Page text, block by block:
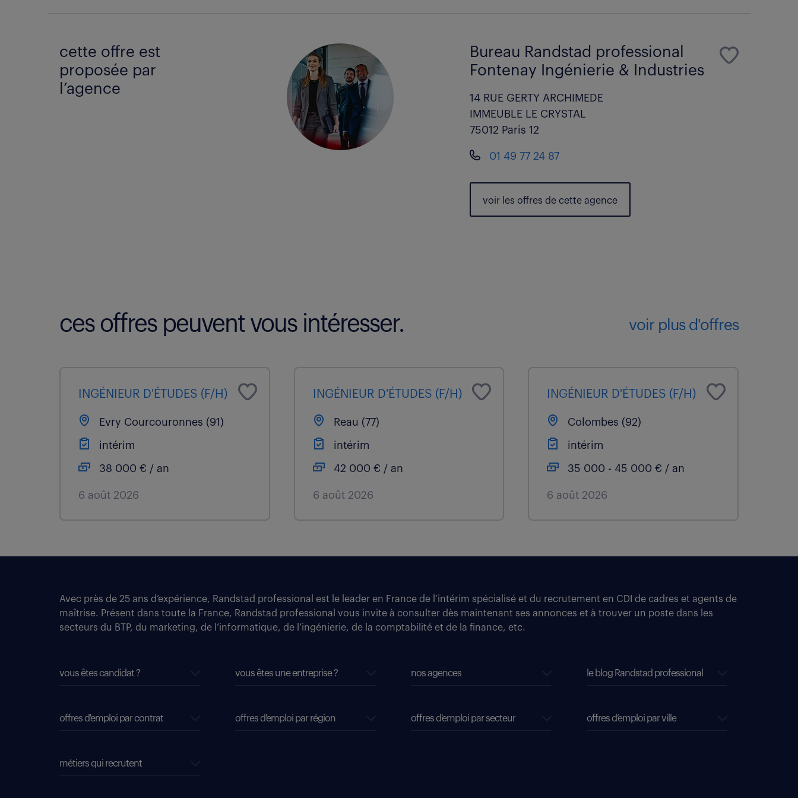
cette offre est
proposée par
l’agence
Bureau Randstad professional
Fontenay Ingénierie & Industries
14 RUE GERTY ARCHIMEDE
IMMEUBLE LE CRYSTAL
75012 Paris 12
01 49 77 24 87
voir les offres de cette agence
ces offres peuvent vous intéresser. voir plus d'offres
INGÉNIEUR D'ÉTUDES (F/H)
Evry Courcouronnes (91)
intérim
38 000 € / an
6 août 2026
INGÉNIEUR D'ÉTUDES (F/H)
Reau (77)
intérim
42 000 € / an
6 août 2026
INGÉNIEUR D'ÉTUDES (F/H)
Colombes (92)
intérim
35 000 - 45 000 € / an
6 août 2026
Avec près de 25 ans d’expérience, Randstad professional est le leader en France de l’intérim spécialisé et du recrutement en CDI de cadres et agents de
maîtrise. Présent dans toute la France, Randstad professional vous invite à consulter dès maintenant ses annonces et à trouver un poste dans les
secteurs du BTP, du marketing, de l’informatique, de l’ingénierie, de la comptabilité et de la finance, etc.
vous êtes candidat ? vous êtes une entreprise ? nos agences le blog Randstad professional
offres d'emploi par contrat offres d'emploi par région offres d'emploi par secteur offres d’emploi par ville
métiers qui recrutent